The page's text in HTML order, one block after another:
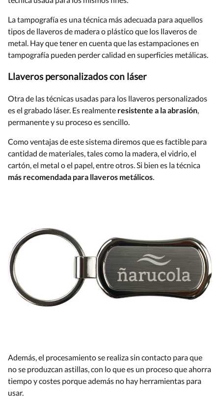
La tampografía es una técnica más adecuada para aquellos
tipos de llaveros de madera o plástico que los llaveros de
metal. Hay que tener en cuenta que las estampaciones en
tampografía pueden perder calidad en superficies metálicas.
Llaveros personalizados con láser
Otra de las técnicas usadas para los llaveros personalizados
es el grabado láser. Es realmente resistente a la abrasión,
permanente y su proceso es sencillo.
Como ventajas de este sistema diremos que es factible para
cantidad de materiales, tales como la madera, el vidrio, el
cartón, el metal o el papel, entre otros. Si bien es la técnica
más recomendada para llaveros metálicos.
Además, el procesamiento se realiza sin contacto para que
no se produzcan astillas, con lo que es un proceso que ahorra
tiempo y costes porque además no hay herramientas para
usar.